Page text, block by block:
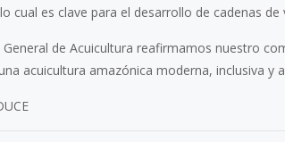
cual es clave para el desarrollo de cadenas
General de Acuicultura reafirmamos nuestro
acuicultura amazónica moderna, inclusiva y